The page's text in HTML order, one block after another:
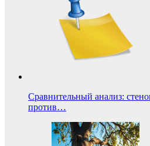
Сравнительный анализ:
против…